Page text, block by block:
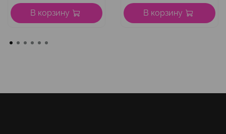
В корзину В корзину